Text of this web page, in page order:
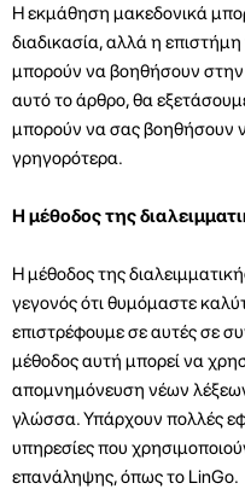
Η εκμάθηση μακεδονικά
διαδικασία, αλλά η
μπορούν να βοηθήσουν στην
αυτό το άρθρο, θα
μπορούν να σας βοηθήσουν
γρηγορότερα.
Η μέθοδος της
Η μέθοδος της
γεγονός ότι θυμόμαστε
επιστρέφουμε σε αυτές σε
μέθοδος αυτή μπορεί να
απομνημόνευση νέων
γλώσσα. Υπάρχουν πολλές
υπηρεσίες που
επανάληψης, όπως το LinGo.